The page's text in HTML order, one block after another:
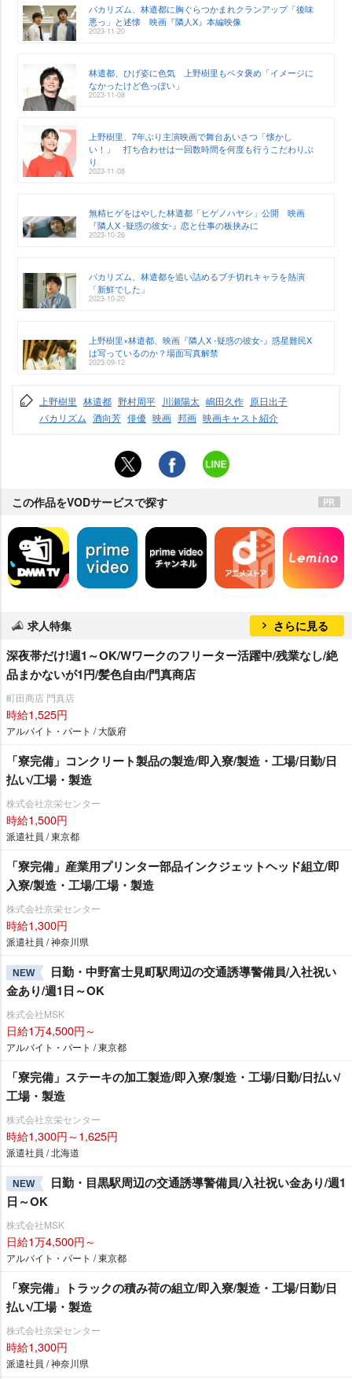
バカリズム、林遣都に胸ぐらつかまれクランアップ「後味
悪っ」と述懐 映画『隣人X』本編映像
2023-11-20
林遣都、ひげ姿に色気 上野樹里もベタ褒め「イメージに
なかったけど色っぽい」
2023-11-08
上野樹里、7年ぶり主演映画で舞台あいさつ「懐かし
い！」 打ち合わせは一回数時間を何度も行うこだわりぶ
り
2023-11-08
無精ヒゲをはやした林遣都「ヒゲノハヤシ」公開 映画
『隣人X -疑惑の彼女-』恋と仕事の板挟みに
2023-10-26
バカリズム、林遣都を追い詰めるブチ切れキャラを熱演
「新鮮でした」
2023-10-20
上野樹里×林遣都、映画『隣人X -疑惑の彼女-』惑星難民X
は写っているのか？場面写真解禁
2023-09-12
上野樹里 林遣都 野村周平 川瀬陽太 嶋田久作 原日出子
バカリズム 酒向芳 俳優 映画 邦画 映画キャスト紹介
この作品をVODサービスで探す
求人特集 さらに見る
深夜帯だけ!週1～OK/Wワークのフリーター活躍中/残業なし/絶
品まかないが1円/髪色自由/門真商店
町田商店 門真店
時給1,525円
アルバイト・パート / 大阪府
「寮完備」コンクリート製品の製造/即入寮/製造・工場/日勤/日
払い/工場・製造
株式会社京栄センター
時給1,500円
派遣社員 / 東京都
「寮完備」産業用プリンター部品インクジェットヘッド組立/即
入寮/製造・工場/工場・製造
株式会社京栄センター
時給1,300円
派遣社員 / 神奈川県
NEW
日勤・中野富士見町駅周辺の交通誘導警備員/入社祝い
金あり/週1日～OK
株式会社MSK
日給1万4,500円～
アルバイト・パート / 東京都
「寮完備」ステーキの加工製造/即入寮/製造・工場/日勤/日払い/
工場・製造
株式会社京栄センター
時給1,300円～1,625円
派遣社員 / 北海道
NEW
日勤・目黒駅周辺の交通誘導警備員/入社祝い金あり/週1
日～OK
株式会社MSK
日給1万4,500円～
アルバイト・パート / 東京都
「寮完備」トラックの積み荷の組立/即入寮/製造・工場/日勤/日
払い/工場・製造
株式会社京栄センター
時給1,300円
派遣社員 / 神奈川県